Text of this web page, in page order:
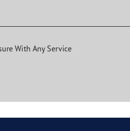
With Any Service